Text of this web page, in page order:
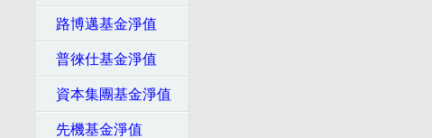
路博邁基金淨值
普徠仕基金淨值
資本集團基金淨值
先機基金淨值